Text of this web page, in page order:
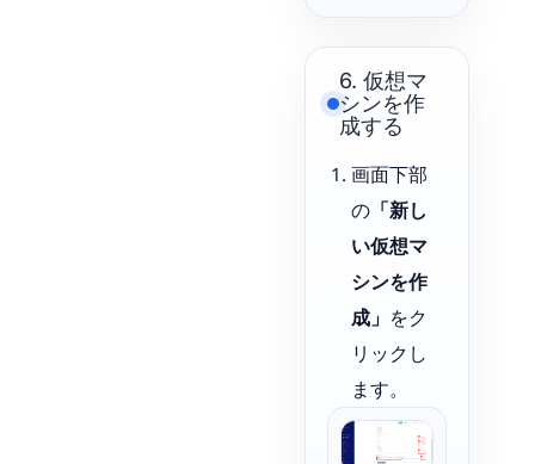
6. 仮想マ
シンを作
成する
画面下部
の 「新し
い仮想マ
シンを作
成」 をク
リックし
ます。